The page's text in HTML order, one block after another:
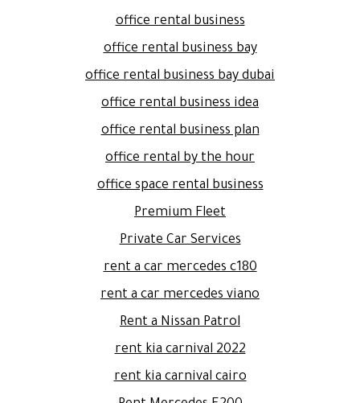
office rental business
office rental business bay
office rental business bay dubai
office rental business idea
office rental business plan
office rental by the hour
office space rental business
Premium Fleet
Private Car Services
rent a car mercedes c180
rent a car mercedes viano
Rent a Nissan Patrol
rent kia carnival 2022
rent kia carnival cairo